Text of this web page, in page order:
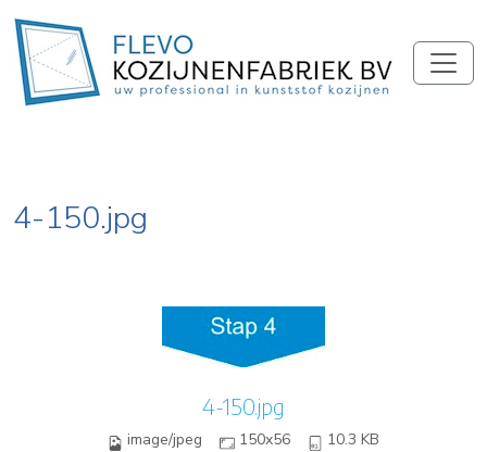
4-150.jpg
4-150.jpg
image/jpeg 150x56 10.3 KB